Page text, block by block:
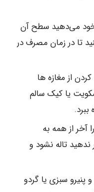
می‌دهید سطح آن
تا در زمان مصرف در
از مغازه ها
یا کیک سالم
آخر از همه به
ندهید تاله نشود و
پنیرو سبزی یا گردو